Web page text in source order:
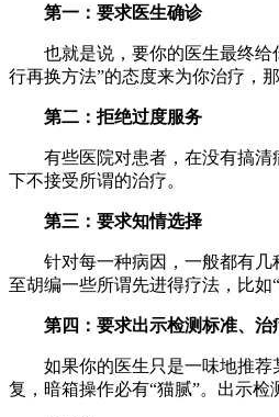
第一：要求医生确诊
也就是说，要你的医生最终给你
行再换方法”的态度来为你治疗，
第二：拒绝过度服务
有些医院对患者，在没有搞清病
下不接受所谓的治疗。
第三：要求知情选择
针对每一种病因，一般都有几种
至胡编一些所谓先进得疗法，比如
第四：要求出示检测标准、治
如果你的医生只是一味地推荐某
复，暗箱操作必有“猫腻”。出示检